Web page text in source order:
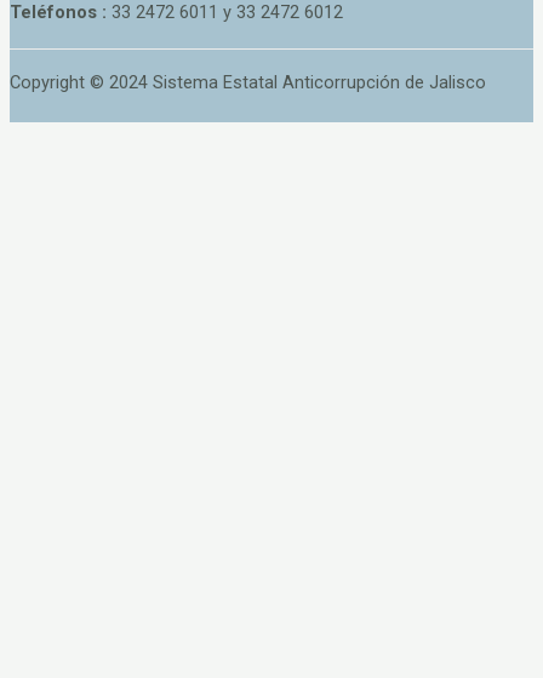
Teléfonos : 33 2472 6011 y 33 2472 6012
Copyright © 2024 Sistema Estatal Anticorrupción de Jalisco